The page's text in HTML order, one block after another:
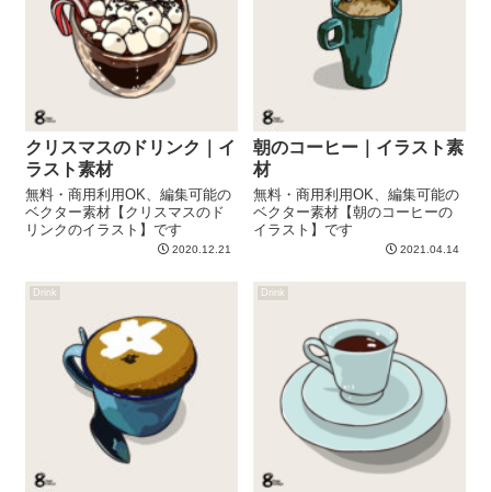
クリスマスのドリンク｜イ
ラスト素材
無料・商用利用OK、編集可能の
ベクター素材【クリスマスのド
リンクのイラスト】です
2020.12.21
朝のコーヒー｜イラスト素
材
無料・商用利用OK、編集可能の
ベクター素材【朝のコーヒーの
イラスト】です
2021.04.14
Drink Drink